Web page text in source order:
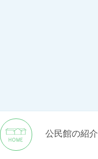
公民館の紹介